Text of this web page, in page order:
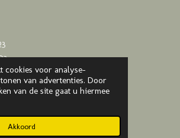
cookies voor analyse-
van advertenties. Door
van de site gaat u hiermee
Akkoord